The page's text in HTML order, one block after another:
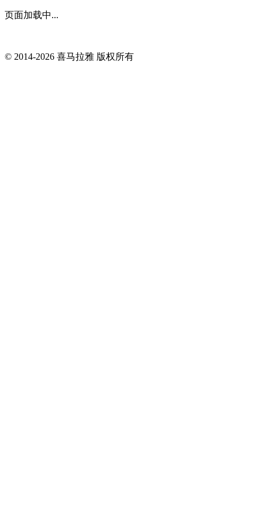
页面加载中...
© 2014-2026 喜马拉雅 版权所有